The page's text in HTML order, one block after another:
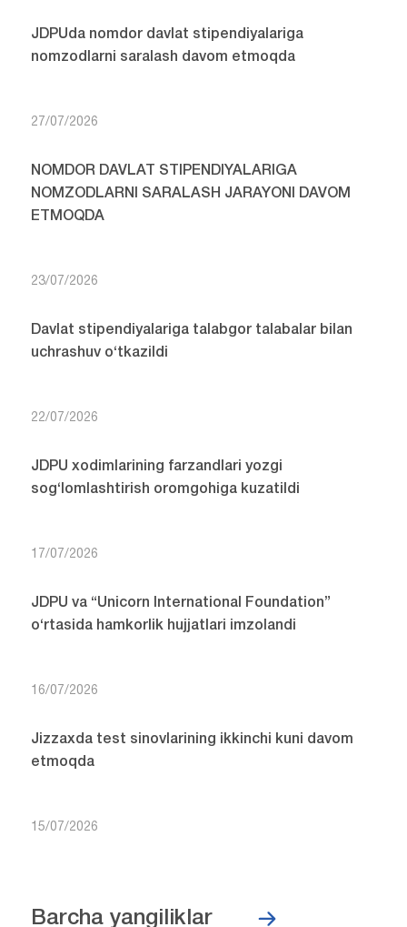
JDPUda nomdor davlat stipendiyalariga
nomzodlarni saralash davom etmoqda
27/07/2026
NOMDOR DAVLAT STIPENDIYALARIGA
NOMZODLARNI SARALASH JARAYONI DAVOM
ETMOQDA
23/07/2026
Davlat stipendiyalariga talabgor talabalar bilan
uchrashuv o‘tkazildi
22/07/2026
JDPU xodimlarining farzandlari yozgi
sog‘lomlashtirish oromgohiga kuzatildi
17/07/2026
JDPU va “Unicorn International Foundation”
o‘rtasida hamkorlik hujjatlari imzolandi
16/07/2026
Jizzaxda test sinovlarining ikkinchi kuni davom
etmoqda
15/07/2026
Barcha yangiliklar